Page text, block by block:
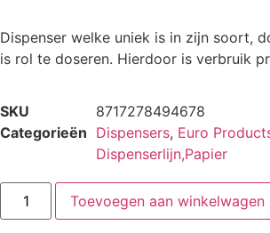
Dispenser welke uniek is in zijn soort,
is rol te doseren. Hierdoor is verbruik
SKU
8717278494678
Categorieën Dispensers, Euro
Dispenserlijn,Papier
Toevoegen aan winkelwagen